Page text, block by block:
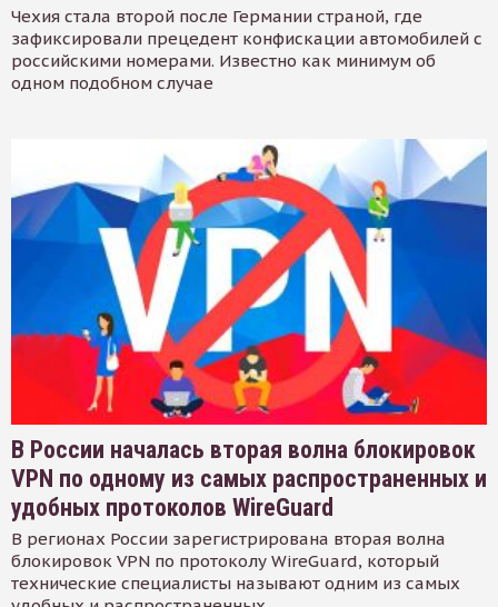
Чехия стала второй после Германии страной, где
зафиксировали прецедент конфискации автомобилей с
российскими номерами. Известно как минимум об
одном подобном случае
В России началась вторая волна блокировок
VPN по одному из самых распространенных и
удобных протоколов WireGuard
В регионах России зарегистрирована вторая волна
блокировок VPN по протоколу WireGuard, который
технические специалисты называют одним из самых